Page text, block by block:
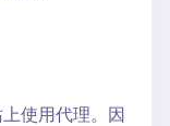
使用代理。因